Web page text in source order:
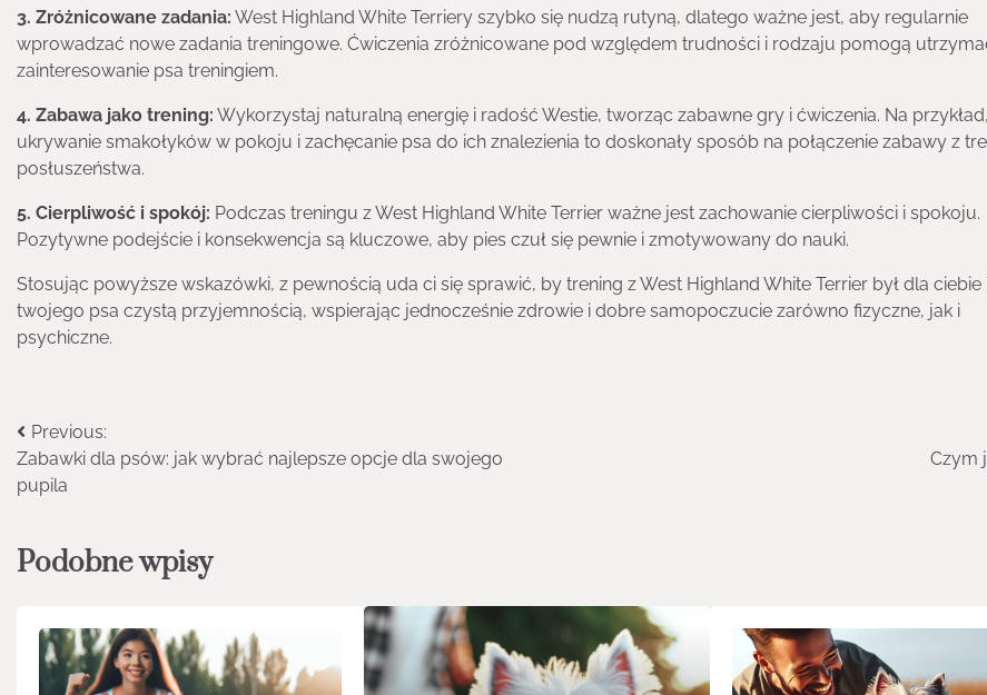
3. Zróżnicowane zadania: West Highland White Terriery szybko się nudzą rutyną, dlatego ważne jest, aby regularnie
wprowadzać nowe zadania treningowe. Ćwiczenia zróżnicowane pod względem trudności i rodzaju pomogą
zainteresowanie psa treningiem.
4. Zabawa jako trening: Wykorzystaj naturalną energię i radość Westie, tworząc zabawne gry i ćwiczenia. Na przykład,
ukrywanie smakołyków w pokoju i zachęcanie psa do ich znalezienia to doskonały sposób na połączenie zabawy z
posłuszeństwa.
5. Cierpliwość i spokój: Podczas treningu z West Highland White Terrier ważne jest zachowanie cierpliwości i spokoju.
Pozytywne podejście i konsekwencja są kluczowe, aby pies czuł się pewnie i zmotywowany do nauki.
Stosując powyższe wskazówki, z pewnością uda ci się sprawić, by trening z West Highland White Terrier był dla ciebie
twojego psa czystą przyjemnością, wspierając jednocześnie zdrowie i dobre samopoczucie zarówno fizyczne, jak i
psychiczne.
Nawigacja
wpisu
Previous:
Zabawki dla psów: jak wybrać najlepsze opcje dla swojego
pupila
Czym
Podobne wpisy